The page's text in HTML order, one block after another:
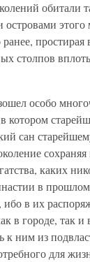
обитали
столпов
особо
котором
сан
каких
в
ибо в их
в городе, так и
к ним из
для